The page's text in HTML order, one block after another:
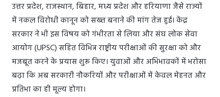
उत्तर प्रदेश, राजस्थान, बिहार, मध्य प्रदेश और हरियाणा जैसे राज्यों
में नकल विरोधी कानून को सख्त बनाने की मांग तेज हुई। केंद्र
सरकार ने भी इस विषय को गंभीरता से लिया और संघ लोक सेवा
आयोग (UPSC) सहित विभिन्न राष्ट्रीय परीक्षाओं की सुरक्षा को और
मजबूत करने के प्रयास शुरू किए। युवाओं और अभिभावकों में भरोसा
बढ़ा कि अब सरकारी नौकरियों और परीक्षाओं में केवल मेहनत और
प्रतिभा का ही मूल्य होगा।